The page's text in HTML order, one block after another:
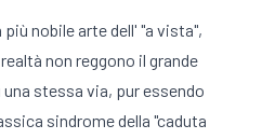
nobile arte dell' "a vista",
non reggono il grande
stessa via, pur essendo
sindrome della "caduta